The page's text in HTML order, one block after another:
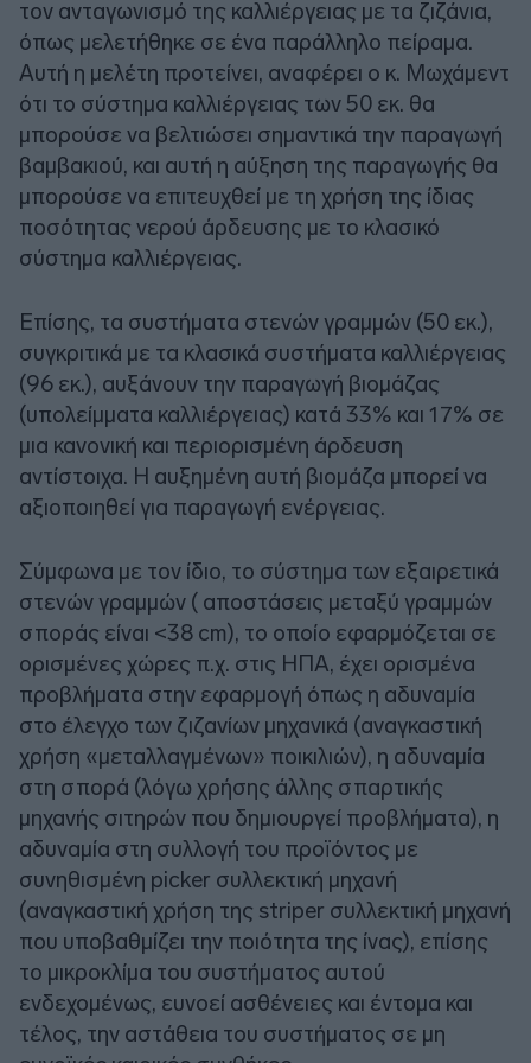
τον ανταγωνισμό της καλλιέργειας με τα ζιζάνια,
όπως μελετήθηκε σε ένα παράλληλο πείραμα.
Αυτή η μελέτη προτείνει, αναφέρει ο κ. Μωχάμεντ
ότι το σύστημα καλλιέργειας των 50 εκ. θα
μπορούσε να βελτιώσει σημαντικά την παραγωγή
βαμβακιού, και αυτή η αύξηση της παραγωγής θα
μπορούσε να επιτευχθεί με τη χρήση της ίδιας
ποσότητας νερού άρδευσης με το κλασικό
σύστημα καλλιέργειας.
Επίσης, τα συστήματα στενών γραμμών (50 εκ.),
συγκριτικά με τα κλασικά συστήματα καλλιέργειας
(96 εκ.), αυξάνουν την παραγωγή βιομάζας
(υπολείμματα καλλιέργειας) κατά 33% και 17% σε
μια κανονική και περιορισμένη άρδευση
αντίστοιχα. Η αυξημένη αυτή βιομάζα μπορεί να
αξιοποιηθεί για παραγωγή ενέργειας.
Σύμφωνα με τον ίδιο, το σύστημα των εξαιρετικά
στενών γραμμών ( αποστάσεις μεταξύ γραμμών
σποράς είναι <38 cm), το οποίο εφαρμόζεται σε
ορισμένες χώρες π.χ. στις ΗΠΑ, έχει ορισμένα
προβλήματα στην εφαρμογή όπως η αδυναμία
στο έλεγχο των ζιζανίων μηχανικά (αναγκαστική
χρήση «μεταλλαγμένων» ποικιλιών), η αδυναμία
στη σπορά (λόγω χρήσης άλλης σπαρτικής
μηχανής σιτηρών που δημιουργεί προβλήματα), η
αδυναμία στη συλλογή του προϊόντος με
συνηθισμένη picker συλλεκτική μηχανή
(αναγκαστική χρήση της striper συλλεκτική μηχανή
που υποβαθμίζει την ποιότητα της ίνας), επίσης
τo μικροκλίμα του συστήματος αυτού
ενδεχομένως, ευνοεί ασθένειες και έντομα και
τέλος, την αστάθεια του συστήματος σε μη